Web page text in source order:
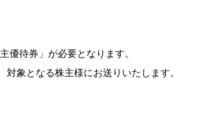
優待券」が必要となります。
対象となる株主様にお送りいたします。